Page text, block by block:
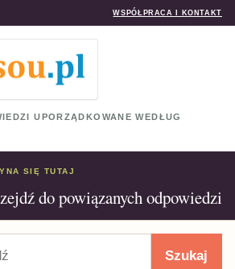
WSPÓŁPRACA I KONTAKT
UPORZĄDKOWANE WEDŁUG
SIĘ TUTAJ
do powiązanych odpowiedzi
Szukaj